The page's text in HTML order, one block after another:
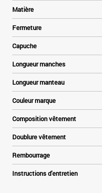
Matière
Fermeture
Capuche
Longueur manches
Longueur manteau
Couleur marque
Composition vêtement
Doublure vêtement
Rembourrage
Instructions d'entretien